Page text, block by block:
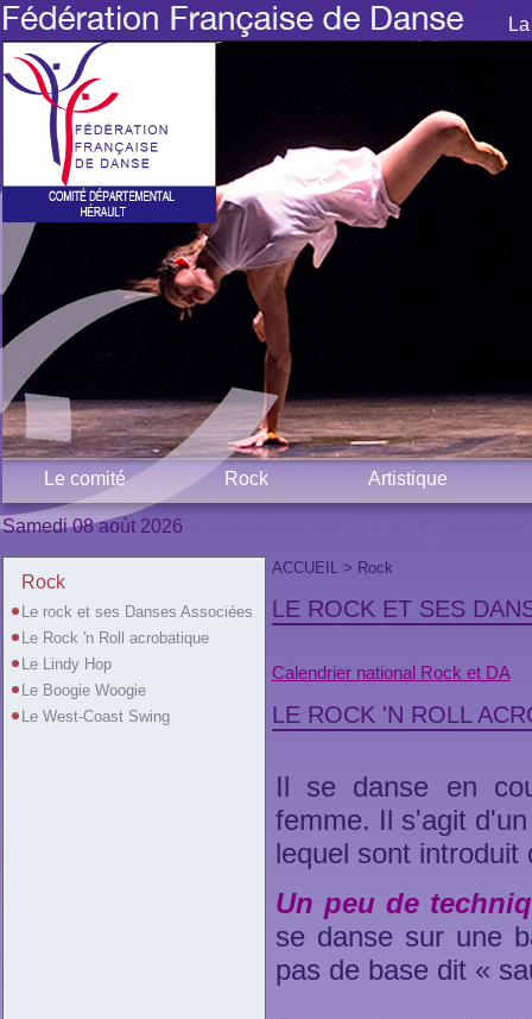
Le comité Rock Artistique
Samedi 08 aoùt 2026
Rock
Le rock et ses Danses Associées
Le Rock 'n Roll acrobatique
Le Lindy Hop
Le Boogie Woogie
Le West-Coast Swing
ACCUEIL> Rock
LE ROCK ET SES
Calendrier national Rock et DA
LE ROCK 'N ROLL
Il se danse en
femme. Il s'agit
lequel sont introduit
Un peu de
se danse sur une
pas de base dit «